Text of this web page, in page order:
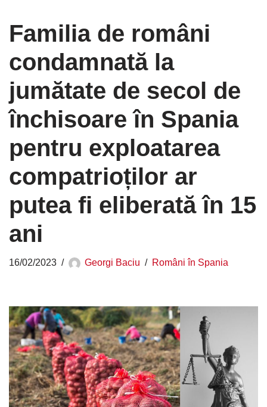
Familia de români
condamnată la
jumătate de secol de
închisoare în Spania
pentru exploatarea
compatrioților ar
putea fi eliberată în 15
ani
16/02/2023 Georgi Baciu Români în Spania